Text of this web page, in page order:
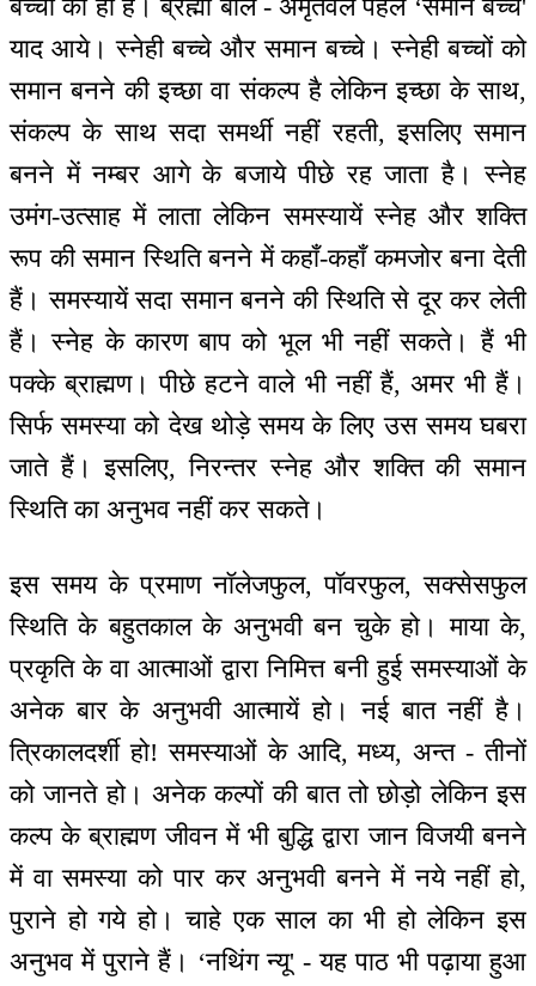
बच्चों का ही है। ब्रह्मा बोले - अमृतवेले पहले ‘समान बच्चे'
याद आये। स्नेही बच्चे और समान बच्चे। स्नेही बच्चों को
समान बनने की इच्छा वा संकल्प है लेकिन इच्छा के साथ,
संकल्प के साथ सदा समर्थी नहीं रहती, इसलिए समान
बनने में नम्बर आगे के बजाये पीछे रह जाता है। स्नेह
उमंग-उत्साह में लाता लेकिन समस्यायें स्नेह और शक्ति
रूप की समान स्थिति बनने में कहाँ-कहाँ कमजोर बना देती
हैं। समस्यायें सदा समान बनने की स्थिति से दूर कर लेती
हैं। स्नेह के कारण बाप को भूल भी नहीं सकते। हैं भी
पक्के ब्राह्मण। पीछे हटने वाले भी नहीं हैं, अमर भी हैं।
सिर्फ समस्या को देख थोड़े समय के लिए उस समय घबरा
जाते हैं। इसलिए, निरन्तर स्नेह और शक्ति की समान
स्थिति का अनुभव नहीं कर सकते।
इस समय के प्रमाण नॉलेजफुल, पॉवरफुल, सक्सेसफुल
स्थिति के बहुतकाल के अनुभवी बन चुके हो। माया के,
प्रकृति के वा आत्माओं द्वारा निमित्त बनी हुई समस्याओं के
अनेक बार के अनुभवी आत्मायें हो। नई बात नहीं है।
त्रिकालदर्शी हो! समस्याओं के आदि, मध्य, अन्त - तीनों
को जानते हो। अनेक कल्पों की बात तो छोड़ो लेकिन इस
कल्प के ब्राह्मण जीवन में भी बुद्धि द्वारा जान विजयी बनने
में वा समस्या को पार कर अनुभवी बनने में नये नहीं हो,
पुराने हो गये हो। चाहे एक साल का भी हो लेकिन इस
अनुभव में पुराने हैं। ‘नथिंग न्यू' - यह पाठ भी पढ़ाया हुआ